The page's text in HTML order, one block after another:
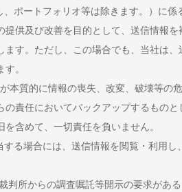
ポートフォリオ等は除きます。）に
提供及び改善を目的として、送信情報
ます。ただし、この場合でも、当社は
。
本質的に情報の喪失、改変、破壊等の
の責任においてバックアップするもの
含めて、一切責任を負いません。
る場合には、送信情報を閲覧・利用し
判所からの調査嘱託等開示の要求があ